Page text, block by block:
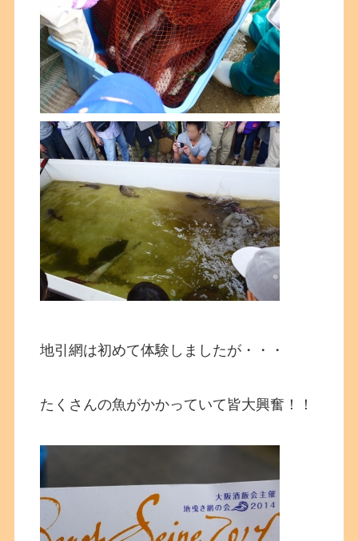
地引網は初めて体験しましたが・・・
たくさんの魚がかかっていて皆大興奮！！